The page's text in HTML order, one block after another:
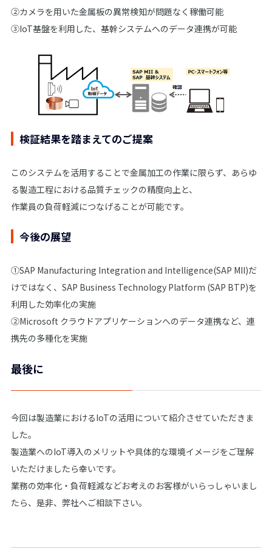
②カメラを用いた金属板の異常検知が問題なく稼働可能
③IoT基盤を利用した、基幹システムへのデータ連携が可能
検証結果を踏まえてのご提案
このシステムを活用することで金属加工の作業に限らず、あらゆ
る製造工程における品質チェックの精度向上と、
作業員の負荷軽減につなげることが可能です。
今後の展望
①SAP Manufacturing Integration and Intelligence(SAP MII)だ
けではなく、SAP Business Technology Platform (SAP BTP)を
利用した効率化の実施
②Microsoft クラウドアプリケーションへのデータ連携など、連
携先の多種化を実施
最後に
今回は製造業におけるIoTの活用について紹介させていただきま
した。
製造業へのIoT導入のメリットや具体的な環境イメージをご理解
いただけましたら幸いです。
業務の効率化・負荷軽減などお考えのお客様がいらっしゃいまし
たら、是非、弊社へご相談下さい。